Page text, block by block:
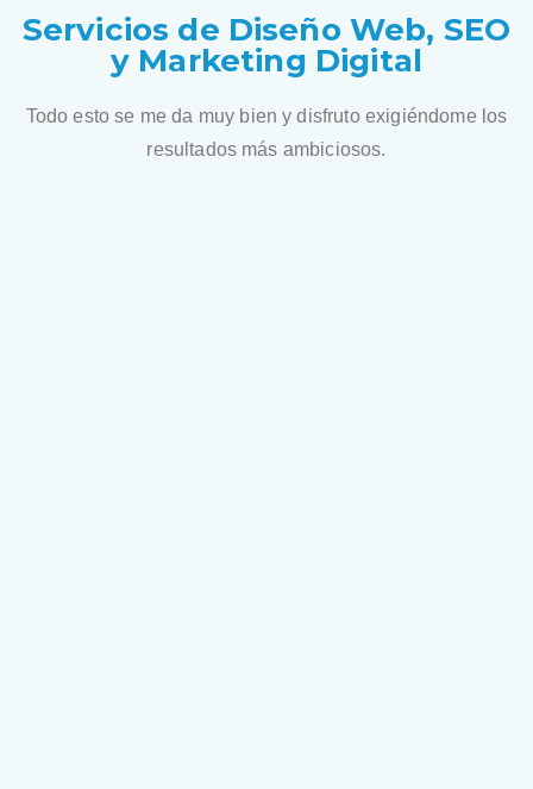
Servicios de Diseño Web, SEO
y Marketing Digital
Todo esto se me da muy bien y disfruto exigiéndome los
resultados más ambiciosos.